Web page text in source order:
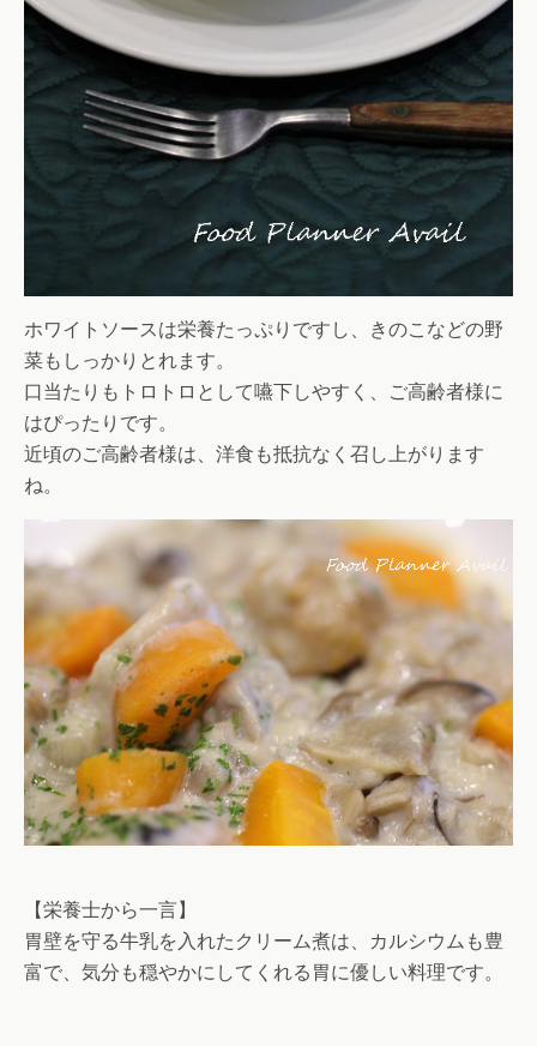
ホワイトソースは栄養たっぷりですし、きのこなどの野
菜もしっかりとれます。
口当たりもトロトロとして嚥下しやすく、ご高齢者様に
はぴったりです。
近頃のご高齢者様は、洋食も抵抗なく召し上がります
ね。
【栄養士から一言】
胃壁を守る牛乳を入れたクリーム煮は、カルシウムも豊
富で、気分も穏やかにしてくれる胃に優しい料理です。